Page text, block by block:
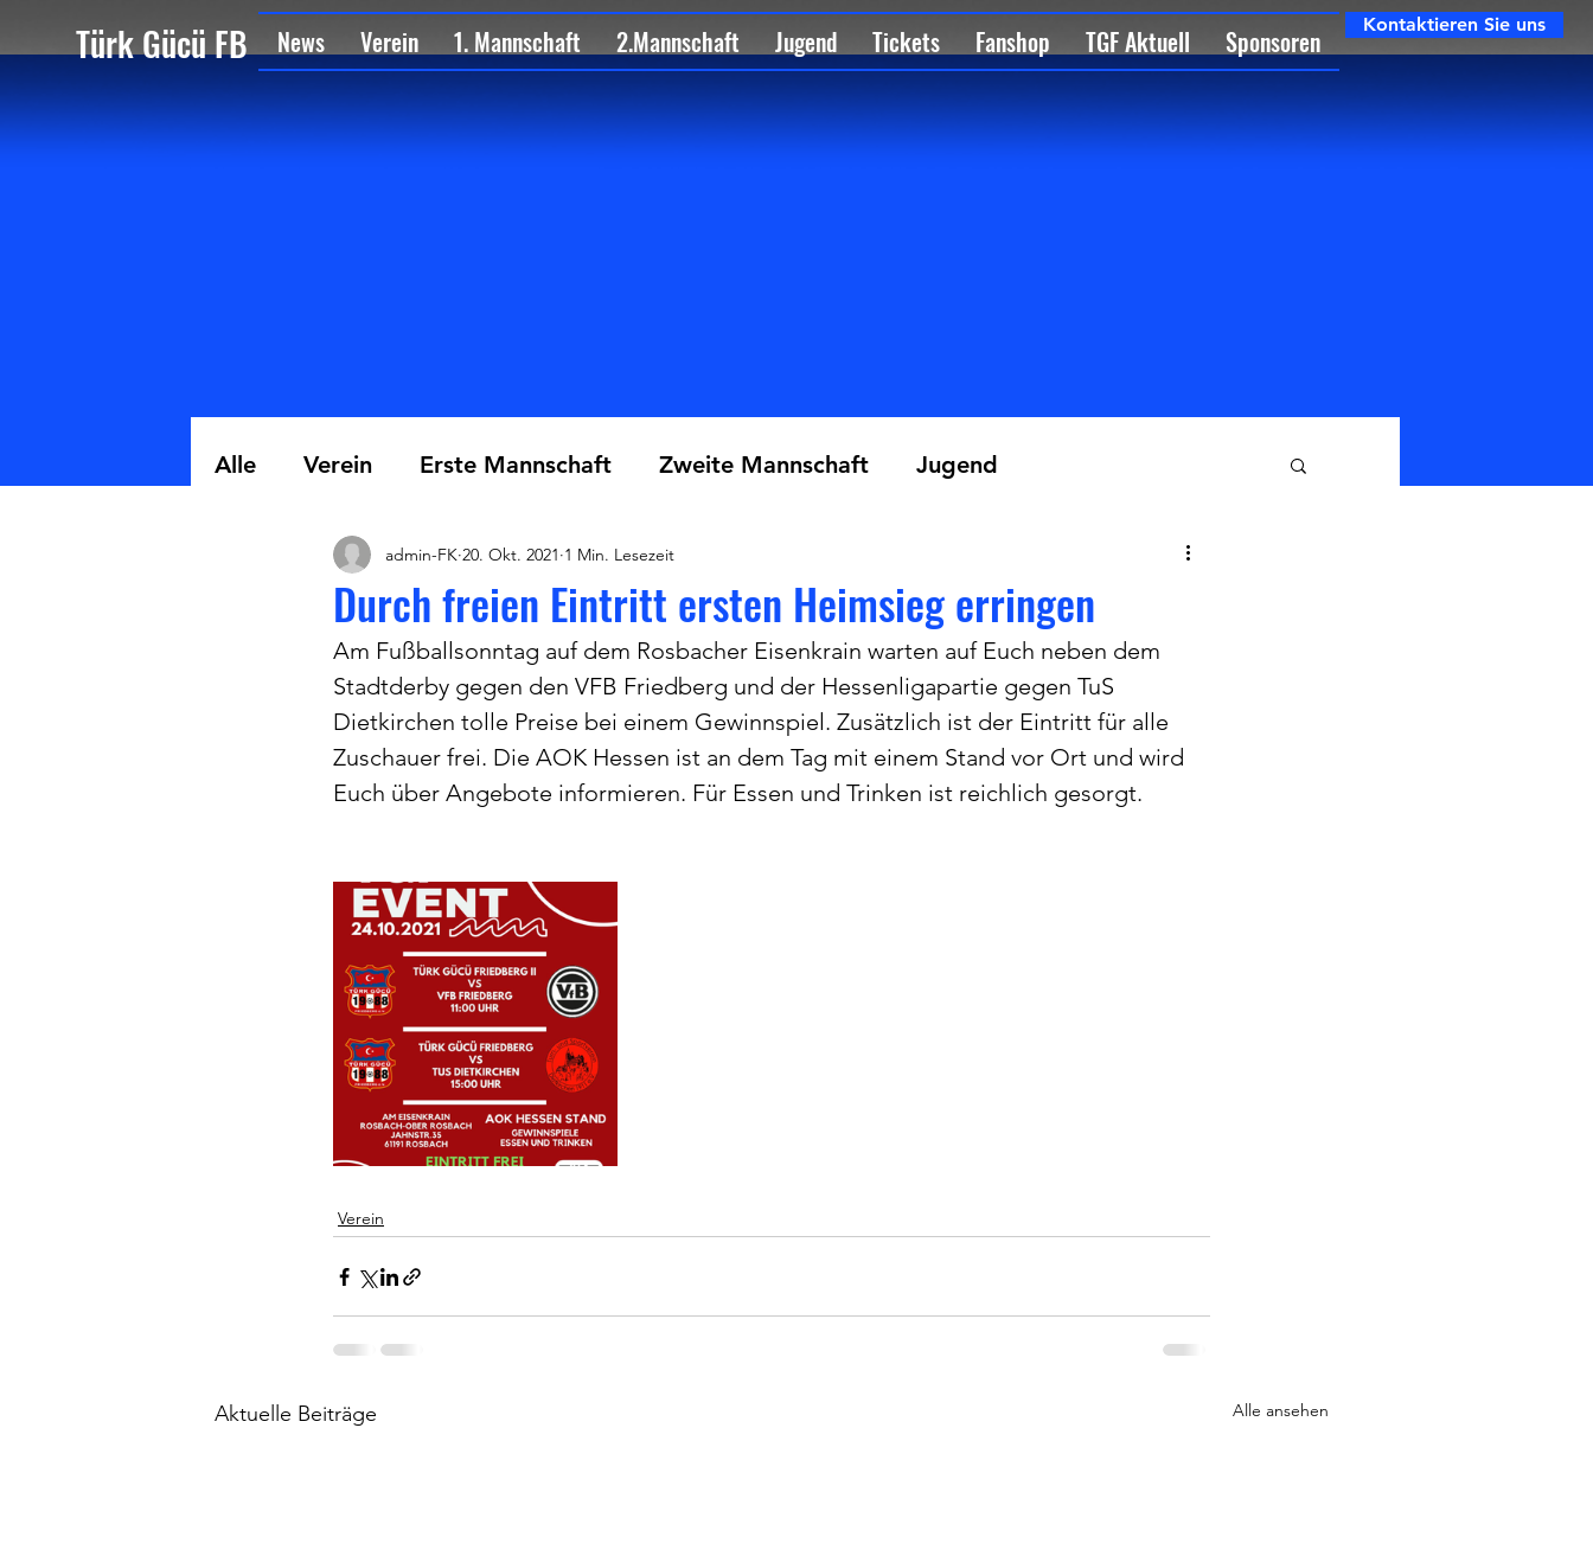
Türk Gücü FB News Verein 1. Mannschaft 2.Mannschaft Jugend Tickets Fanshop TGF Aktuell Sponsoren Kontaktieren Sie uns
Alle Verein Erste Mannschaft Zweite Mannschaft Jugend
Durch freien Eintritt ersten Heimsieg erringen
admin-FK 20. Okt. 2021 1 Min. Lesezeit
Am Fußballsonntag auf dem Rosbacher Eisenkrain warten auf Euch neben dem
Stadtderby gegen den VFB Friedberg und der Hessenligapartie gegen TuS
Dietkirchen tolle Preise bei einem Gewinnspiel. Zusätzlich ist der Eintritt für alle
Zuschauer frei. Die AOK Hessen ist an dem Tag mit einem Stand vor Ort und wird
Euch über Angebote informieren. Für Essen und Trinken ist reichlich gesorgt.
Verein
Aktuelle Beiträge Alle ansehen